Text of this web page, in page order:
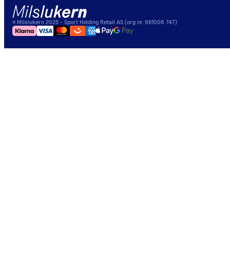
© Milslukern 2025 - Sport Holding Retail AS (org nr. 981006 747)